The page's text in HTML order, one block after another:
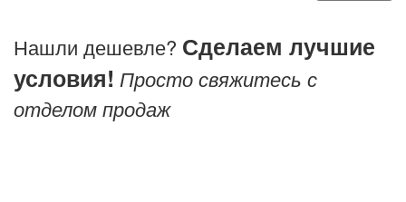
Нашли дешевле? Сделаем лучшие
условия! Просто свяжитесь с
отделом продаж